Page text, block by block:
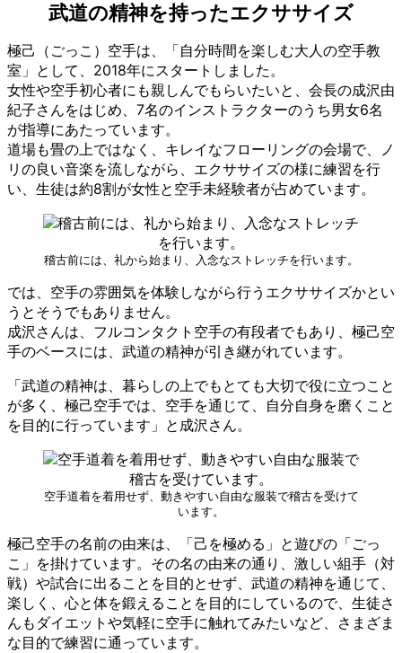
武道の精神を持ったエクササイズ
極己（ごっこ）空手は、「自分時間を楽しむ大人の空手教
室」として、2018年にスタートしました。
女性や空手初心者にも親しんでもらいたいと、会長の成沢由
紀子さんをはじめ、7名のインストラクターのうち男女6名
が指導にあたっています。
道場も畳の上ではなく、キレイなフローリングの会場で、ノ
リの良い音楽を流しながら、エクササイズの様に練習を行
い、生徒は約8割が女性と空手未経験者が占めています。
稽古前には、礼から始まり、入念なストレッチを行います。
では、空手の雰囲気を体験しながら行うエクササイズかとい
うとそうでもありません。
成沢さんは、フルコンタクト空手の有段者でもあり、極己空
手のベースには、武道の精神が引き継がれています。
「武道の精神は、暮らしの上でもとても大切で役に立つこと
が多く、極己空手では、空手を通じて、自分自身を磨くこと
を目的に行っています」と成沢さん。
空手道着を着用せず、動きやすい自由な服装で稽古を受けて
います。
極己空手の名前の由来は、「己を極める」と遊びの「ごっ
こ」を掛けています。その名の由来の通り、激しい組手（対
戦）や試合に出ることを目的とせず、武道の精神を通じて、
楽しく、心と体を鍛えることを目的にしているので、生徒さ
んもダイエットや気軽に空手に触れてみたいなど、さまざま
な目的で練習に通っています。